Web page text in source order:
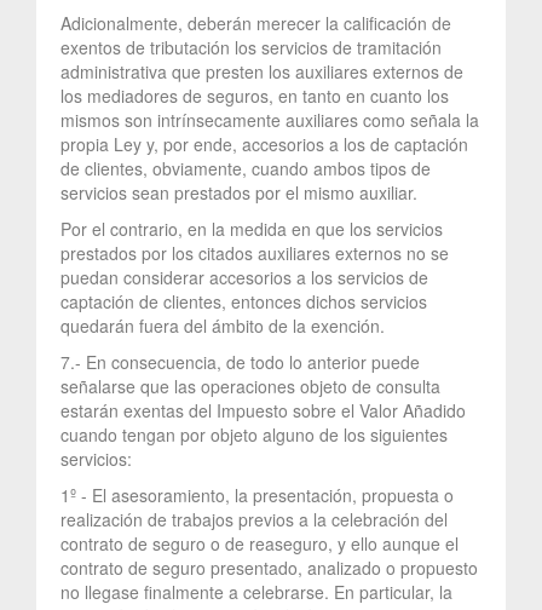
Adicionalmente, deberán merecer la calificación de
exentos de tributación los servicios de tramitación
administrativa que presten los auxiliares externos de
los mediadores de seguros, en tanto en cuanto los
mismos son intrínsecamente auxiliares como señala la
propia Ley y, por ende, accesorios a los de captación
de clientes, obviamente, cuando ambos tipos de
servicios sean prestados por el mismo auxiliar.
Por el contrario, en la medida en que los servicios
prestados por los citados auxiliares externos no se
puedan considerar accesorios a los servicios de
captación de clientes, entonces dichos servicios
quedarán fuera del ámbito de la exención.
7.- En consecuencia, de todo lo anterior puede
señalarse que las operaciones objeto de consulta
estarán exentas del Impuesto sobre el Valor Añadido
cuando tengan por objeto alguno de los siguientes
servicios:
1º - El asesoramiento, la presentación, propuesta o
realización de trabajos previos a la celebración del
contrato de seguro o de reaseguro, y ello aunque el
contrato de seguro presentado, analizado o propuesto
no llegase finalmente a celebrarse. En particular, la